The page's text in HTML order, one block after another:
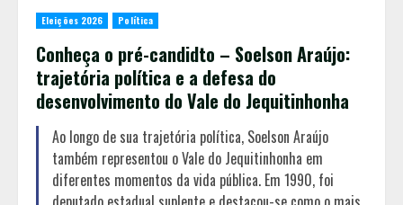
Eleições 2026 Política
Conheça o pré-candidto – Soelson Araújo:
trajetória política e a defesa do
desenvolvimento do Vale do Jequitinhonha
Ao longo de sua trajetória política, Soelson Araújo
também representou o Vale do Jequitinhonha em
diferentes momentos da vida pública. Em 1990, foi